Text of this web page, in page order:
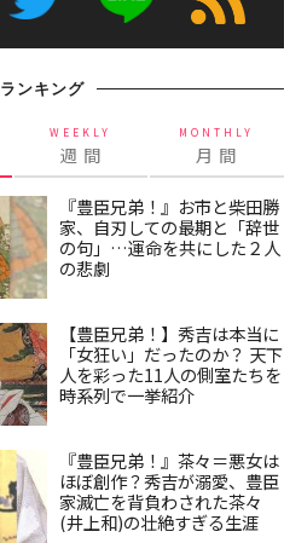
ランキング
WEEKLY
週 間
MONTHLY
月 間
『豊臣兄弟！』お市と柴田勝
家、自刃しての最期と「辞世
の句」…運命を共にした２人
の悲劇
【豊臣兄弟！】秀吉は本当に
「女狂い」だったのか？ 天下
人を彩った11人の側室たちを
時系列で一挙紹介
『豊臣兄弟！』茶々＝悪女は
ほぼ創作？秀吉が溺愛、豊臣
家滅亡を背負わされた茶々
(井上和)の壮絶すぎる生涯